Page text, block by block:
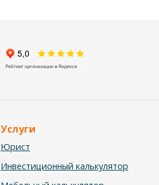
Услуги
Юрист
Инвестиционный калькулятор